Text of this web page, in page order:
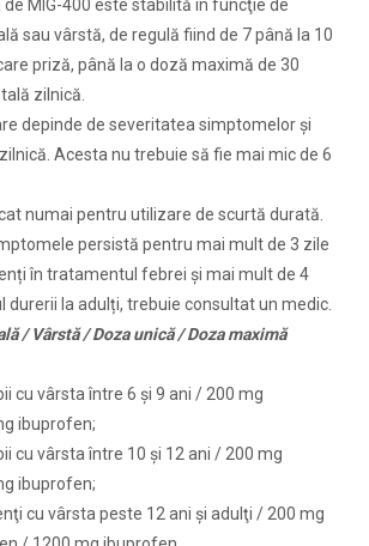
MIG-400 este stabilită în funcţie de
sau vârstă, de regulă fiind de 7 până la 10
priză, până la o doză maximă de 30
zilnică.
depinde de severitatea simptomelor şi
Acesta nu trebuie să fie mai mic de 6
numai pentru utilizare de scurtă durată.
persistă pentru mai mult de 3 zile
în tratamentul febrei și mai mult de 4
durerii la adulți, trebuie consultat un medic.
/ Vârstă / Doza unică / Doza maximă
cu vârsta între 6 şi 9 ani / 200 mg
ibuprofen;
cu vârsta între 10 şi 12 ani / 200 mg
ibuprofen;
cu vârsta peste 12 ani şi adulţi / 200 mg